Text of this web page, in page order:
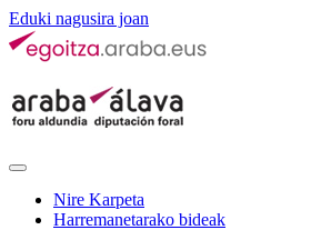
Eduki nagusira joan
Nire Karpeta
Harremanetarako bideak